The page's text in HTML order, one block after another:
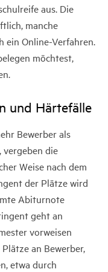
aus. Die
manche
ein Online-Verfahren.
möchtest,
und Härtefälle
Bewerber als
vergeben die
Weise nach dem
der Plätze wird
Abiturnote
geht an
vorweisen
an Bewerber,
etwa durch